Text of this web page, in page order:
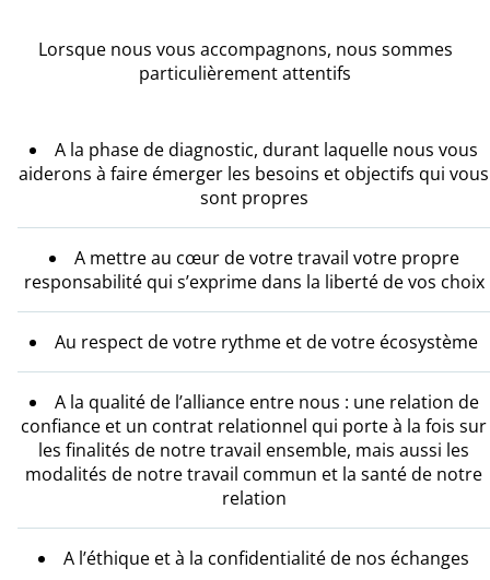
Lorsque nous vous accompagnons, nous sommes
particulièrement attentifs
A la phase de diagnostic, durant laquelle nous vous
aiderons à faire émerger les besoins et objectifs qui vous
sont propres
A mettre au cœur de votre travail votre propre
responsabilité qui s’exprime dans la liberté de vos choix
Au respect de votre rythme et de votre écosystème
A la qualité de l’alliance entre nous : une relation de
confiance et un contrat relationnel qui porte à la fois sur
les finalités de notre travail ensemble, mais aussi les
modalités de notre travail commun et la santé de notre
relation
A l’éthique et à la confidentialité de nos échanges